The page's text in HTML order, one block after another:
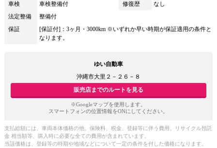
車検
車検整備付 修復歴
なし
法定整備
整備付
保証
[保証付]：3ヶ月・3000km ※いずれか早い時期が保証適用の条件と
なります。
ゆい自動車
沖縄市大里２－２６－８
販売店までのルートを見る
※Googleマップを使用します。
スマートフォンの位置情報をONにしてください。
支払総額には、車両本体価格の他、保険料、税金、登録等に伴う費用、リサイクル預託
金 相当額等、購入時に必要な全ての費用が含まれています。
当該価格は、登録等の時期や地域などについて一定の条件を付した価格になります。